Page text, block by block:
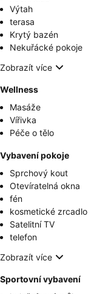
Výtah
terasa
Krytý bazén
Nekuřácké pokoje
Zobrazít více
Wellness
Masáže
Vířivka
Péče o tělo
Vybavení pokoje
Sprchový kout
Otevíratelná okna
fén
kosmetické zrcadlo
Satelitní TV
telefon
Zobrazít více
Sportovní vybavení